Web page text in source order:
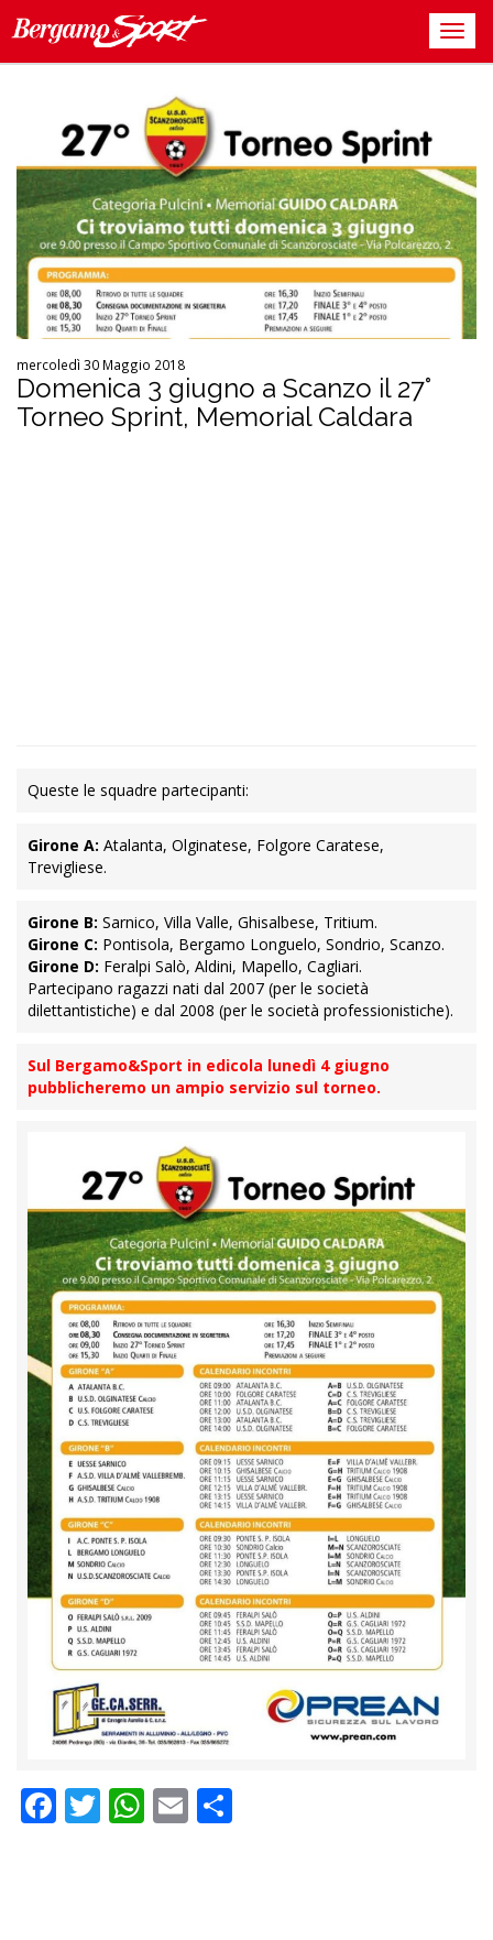
mercoledì 30 Maggio 2018
Domenica 3 giugno a Scanzo il 27°
Torneo Sprint, Memorial Caldara
Queste le squadre partecipanti:
Girone A: Atalanta, Olginatese, Folgore Caratese,
Trevigliese.
Girone B: Sarnico, Villa Valle, Ghisalbese, Tritium.
Girone C: Pontisola, Bergamo Longuelo, Sondrio, Scanzo.
Girone D: Feralpi Salò, Aldini, Mapello, Cagliari.
Partecipano ragazzi nati dal 2007 (per le società
dilettantistiche) e dal 2008 (per le società professionistiche).
Sul Bergamo&Sport in edicola lunedì 4 giugno
pubblicheremo un ampio servizio sul torneo.
Facebook
Twitter
WhatsApp
Email